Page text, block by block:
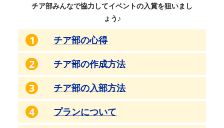
チア部みんなで協力してイベントの入賞を狙いまし
ょう♪
1 チア部の心得
2 チア部の作成方法
3 チア部の入部方法
4 プランについて